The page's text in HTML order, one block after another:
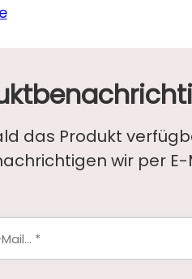
das Produkt
wir per E-